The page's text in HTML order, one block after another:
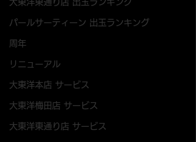
大東洋東通り店 出玉ランキング
パールサーティーン 出玉ランキング
周年
リニューアル
大東洋本店 サービス
大東洋梅田店 サービス
大東洋東通り店 サービス